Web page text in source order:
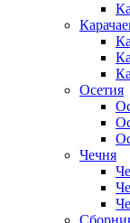
Осетия
Чечня